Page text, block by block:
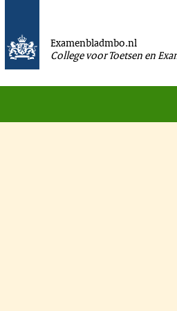
Examenbladmbo.nl
College voor Toetsen en